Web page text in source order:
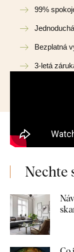
99%
Bezplatná
3-letá
Nechte